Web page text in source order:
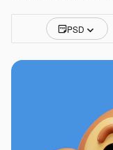
PSD